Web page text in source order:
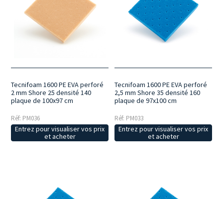
Tecnifoam 1600 PE EVA perforé
2 mm Shore 25 densité 140
plaque de 100x97 cm
Réf: PM036
Entrez pour visualiser vos prix
et acheter
Tecnifoam 1600 PE EVA perforé
2,5 mm Shore 35 densité 160
plaque de 97x100 cm
Réf: PM033
Entrez pour visualiser vos prix
et acheter